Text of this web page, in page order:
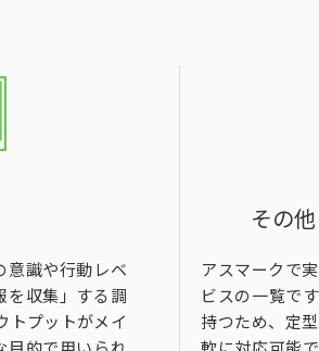
意識や行動レベ
を収集」する調
トプットがメイ
その
アスマークで
ビスの一覧で
持つため、定